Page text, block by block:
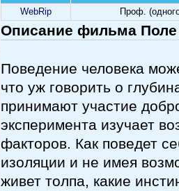
WebRip Проф.
Описание фильма Поле
Поведение человека
что уж говорить о
принимают участие
эксперимента изучает
факторов. Как поведет
изоляции и не имея
живет толпа, какие